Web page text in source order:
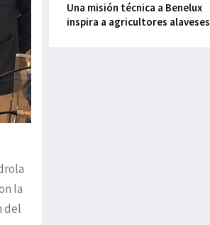
la
del
Una misión técnica a Benelux
inspira a agricultores alaveses